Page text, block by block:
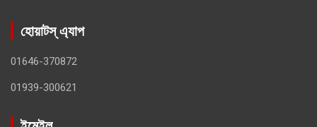
হোয়াটস্ এ্যাপ
01646-370872
01939-300621